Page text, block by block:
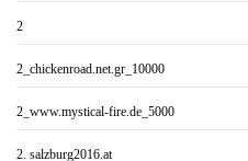
2
2_chickenroad.net.gr_10000
2_www.mystical-fire.de_5000
2. salzburg2016.at